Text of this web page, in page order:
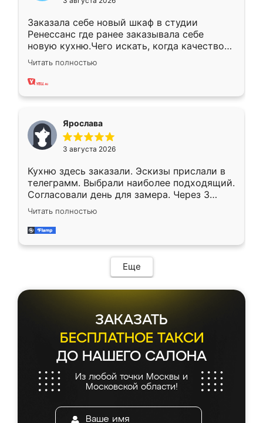
Заказала себе новый шкаф в студии
Ренессанс где ранее заказывала себе
новую кухню.Чего искать, когда качеством
вполне довольна. Служит кухня уже почти
два года, нареканий нет.
Читать полностью
Ярослава
3 августа 2026
Кухню здесь заказали. Эскизы прислали в
телеграмм. Выбрали наиболее подходящий.
Согласовали день для замера. Через 3
недели кухня была уже готова. Остались
довольны работой. Спасибо Ренессанс
мебель за качественную работу!
Читать полностью
Еще
ЗАКАЗАТЬ
БЕСПЛАТНОЕ ТАКСИ
ДО НАШЕГО САЛОНА
Из любой точки Москвы и
Московской области!